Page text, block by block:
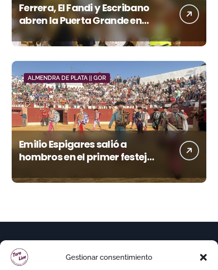
Gestionar consentimiento
Ferrera, El Fandi y Escribano
abren la Puerta Grande en
una tarde triunfal en Azuaga
ALMENDRA DE PLATA || GOR
Emilio Espigares salió a
hombros en el primer festejo
la Feria de Gor